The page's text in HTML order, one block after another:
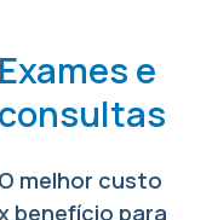
Exames e
consultas
O melhor custo
benefício para